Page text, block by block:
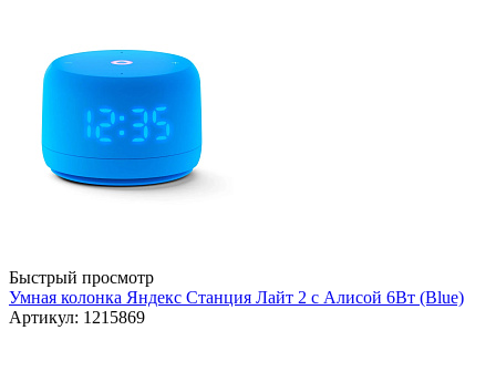
Быстрый просмотр
Умная колонка Яндекс Станция Лайт 2 с Алисой 6Вт (Blue)
Артикул: 1215869